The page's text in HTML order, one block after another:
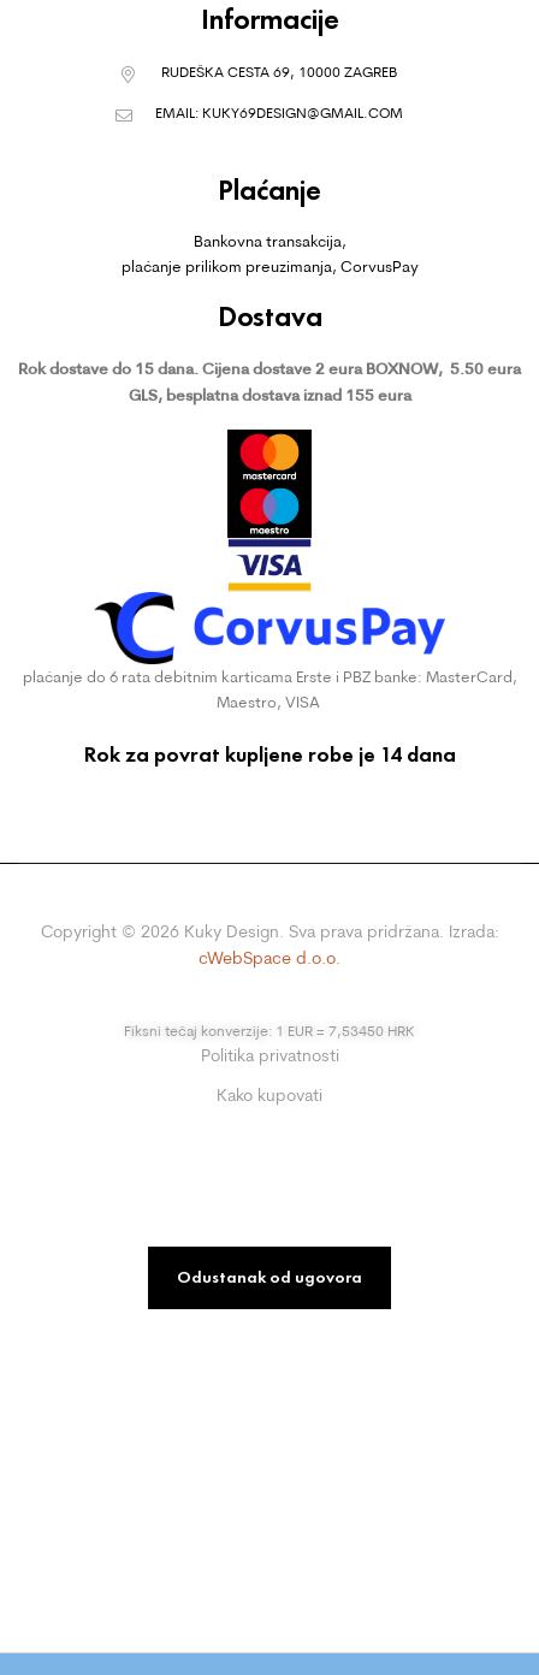
Informacije
RUDEŠKA CESTA 69, 10000 ZAGREB
EMAIL: KUKY69DESIGN@GMAIL.COM
Plaćanje
Bankovna transakcija,
plaćanje prilikom preuzimanja, CorvusPay
Dostava
Rok dostave do 15 dana. Cijena dostave 2 eura BOXNOW, 5.50 eura
GLS, besplatna dostava iznad 155 eura
plaćanje do 6 rata debitnim karticama Erste i PBZ banke: MasterCard,
Maestro, VISA
Rok za povrat kupljene robe je 14 dana
Copyright © 2026Kuky Design. Sva prava pridržana. Izrada:
cWebSpace d.o.o.
Fiksni tečaj konverzije: 1 EUR = 7,53450 HRK
Politika privatnosti
Kako kupovati
Odustanak od ugovora